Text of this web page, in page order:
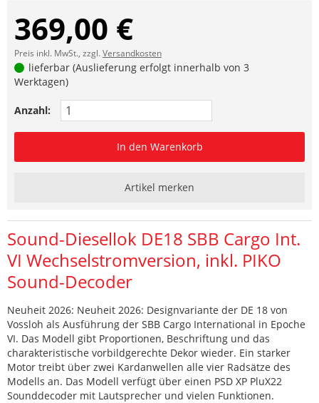
369,00 €
Preis inkl. MwSt., zzgl.Versandkosten
lieferbar (Auslieferung erfolgt innerhalb von 3
Werktagen)
Anzahl:
In den Warenkorb
Artikel merken
Sound-Diesellok DE18 SBB Cargo Int.
VI Wechselstromversion, inkl. PIKO
Sound-Decoder
Neuheit 2026: Neuheit 2026: Designvariante der DE 18 von
Vossloh als Ausführung der SBB Cargo International in Epoche
VI. Das Modell gibt Proportionen, Beschriftung und das
charakteristische vorbildgerechte Dekor wieder. Ein starker
Motor treibt über zwei Kardanwellen alle vier Radsätze des
Modells an. Das Modell verfügt über einen PSD XP PluX22
Sounddecoder mit Lautsprecher und vielen Funktionen.